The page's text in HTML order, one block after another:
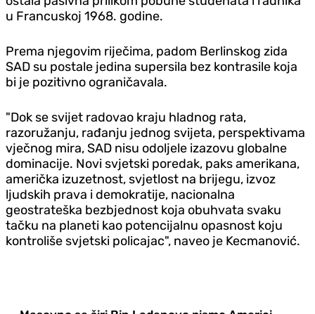
u Francuskoj 1968. godine.
Prema njegovim riječima, padom Berlinskog zida
SAD su postale jedina supersila bez kontrasile koja
bi je pozitivno ograničavala.
"Dok se svijet radovao kraju hladnog rata,
razoružanju, rađanju jednog svijeta, perspektivama
vječnog mira, SAD nisu odoljele izazovu globalne
dominacije. Novi svjetski poredak, paks amerikana,
američka izuzetnost, svjetlost na brijegu, izvoz
ljudskih prava i demokratije, nacionalna
geostrateška bezbjednost koja obuhvata svaku
tačku na planeti kao potencijalnu opasnost koju
kontroliše svjetski policajac", naveo je Kecmanović.